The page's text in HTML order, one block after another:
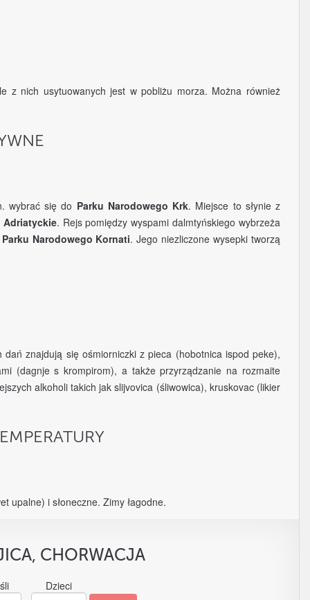
z nich usytuowanych jest w pobliżu morza. Można również
wybrać się do Parku Narodowego Krk. Miejsce to słynie z
Adriatyckie. Rejs pomiędzy wyspami dalmtyńskiego wybrzeża
Parku Narodowego Kornati. Jego niezliczone wysepki tworzą
znajdują się ośmiorniczki z pieca (hobotnica ispod peke),
(dagnje s krompirom), a także przyrządzanie na rozmaite
alkoholi takich jak slijvovica (śliwowica), kruskovac (likier
upalne) i słoneczne. Zimy łagodne.
CHORWACJA
Dzieci